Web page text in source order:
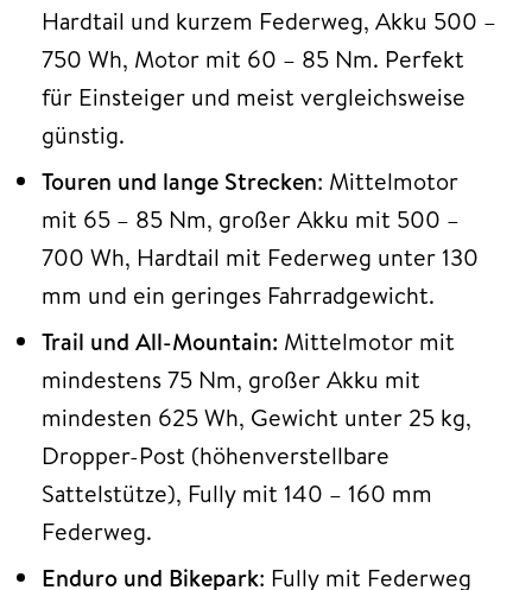
Hardtail und kurzem Federweg, Akku 500 –
750 Wh, Motor mit 60 – 85 Nm. Perfekt
für Einsteiger und meist vergleichsweise
günstig.
Touren und lange Strecken: Mittelmotor
mit 65 – 85 Nm, großer Akku mit 500 –
700 Wh, Hardtail mit Federweg unter 130
mm und ein geringes Fahrradgewicht.
Trail und All-Mountain: Mittelmotor mit
mindestens 75 Nm, großer Akku mit
mindesten 625 Wh, Gewicht unter 25 kg,
Dropper-Post (höhenverstellbare
Sattelstütze), Fully mit 140 – 160 mm
Federweg.
Enduro und Bikepark: Fully mit Federweg